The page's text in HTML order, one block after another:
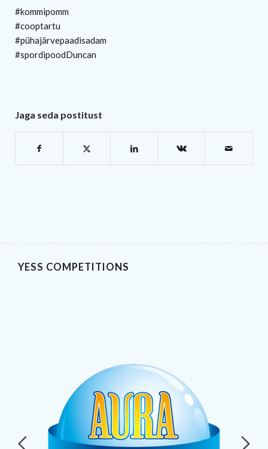
#kommipomm
#cooptartu
#pühajärvepaadisadam
#spordipoodDuncan
Jaga seda postitust
YESS COMPETITIONS